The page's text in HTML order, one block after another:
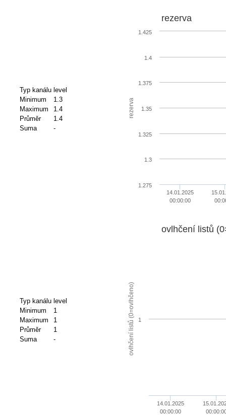
Typ kanálu level
Minimum
1.3
Maximum
1.4
Průměr
1.4
Suma
-
rezerva
rezerva
14.01.2025
00:00:00
1.275
1.3
1.325
1.35
1.375
1.4
1.425
Typ kanálu level
Minimum
1
Maximum
1
Průměr
1
Suma
- ovlhčení listů (0=ovlhčeno)
ovlhčení listů
14.01.2025
00:00:00
1